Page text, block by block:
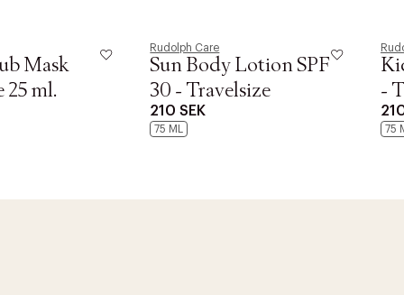
Mask
25 ml.
Rudolph Care
Sun Body Lotion SPF
30 - Travelsize
210 SEK
75 ML
-
75
kunne se